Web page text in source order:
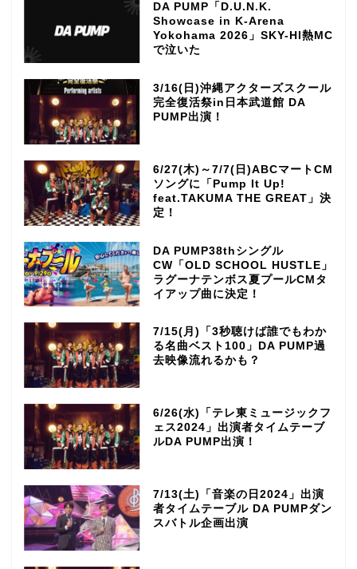
DA PUMP「D.U.N.K.
Showcase in K-Arena
Yokohama 2026」SKY-HI熱MC
で泣いた
3/16(日)沖縄アクターズスクール
完全復活祭in日本武道館 DA
PUMP出演！
6/27(木)～7/7(日)ABCマートCM
ソングに「Pump It Up!
feat.TAKUMA THE GREAT」決
定！
DA PUMP38thシングル
CW「OLD SCHOOL HUSTLE」
ラグーナテンボス夏プールCMタ
イアップ曲に決定！
7/15(月)「3秒聴けば誰でもわか
る名曲ベスト100」DA PUMP過
去映像流れるかも？
6/26(水)「テレ東ミュージックフ
ェス2024」出演者タイムテーブ
ルDA PUMP出演！
7/13(土)「音楽の日2024」出演
者タイムテーブル DA PUMPダン
スバトル企画出演